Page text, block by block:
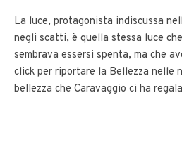
La luce, protagonista indiscussa
negli scatti, è quella stessa luce
sembrava essersi spenta, ma che
click per riportare la Bellezza nelle
bellezza che Caravaggio ci ha